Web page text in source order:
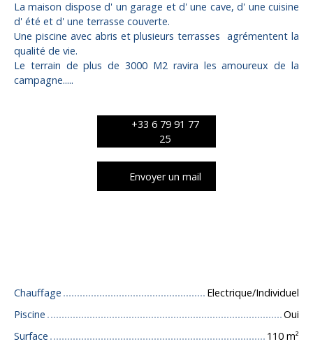
La maison dispose d' un garage et d' une cave, d' une cuisine
d' été et d' une terrasse couverte.
Une piscine avec abris et plusieurs terrasses agrémentent la
qualité de vie.
Le terrain de plus de 3000 M2 ravira les amoureux de la
campagne.....
+33 6 79 91 77
25
Envoyer un mail
Chauffage
Electrique/Individuel
Piscine
Oui
Surface
110 m²